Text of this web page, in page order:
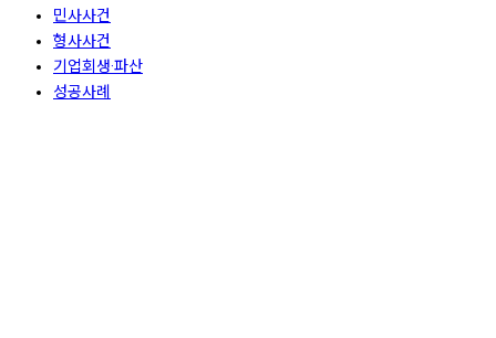
민사사건
형사사건
기업회생·파산
성공사례